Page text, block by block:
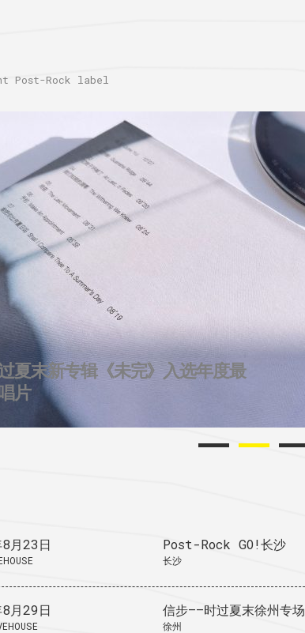
Post-Rock label
唱片的2025
夏末新专辑《未完》入选年度最
片
城市后摇群
月23日 Post-Rock GO!长沙
长沙
月29日 信步——时过夏末徐州专场
徐州